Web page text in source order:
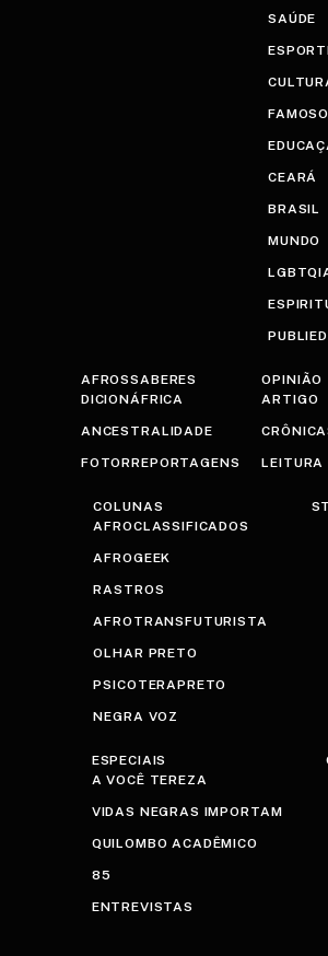
SAÚDE
CEARÁ
BRASIL
MUNDO
AFROSSABERES
DICIONÁFRICA
ANCESTRALIDADE
FOTORREPORTAGENS
OPINIÃO
ARTIGO
LEITURA
COLUNAS
AFROCLASSIFICADOS
AFROGEEK
RASTROS
AFROTRANSFUTURISTA
OLHAR PRETO
PSICOTERAPRETO
NEGRA VOZ
ESPECIAIS
A VOCÊ TEREZA
VIDAS NEGRAS IMPORTAM
QUILOMBO ACADÊMICO
85
ENTREVISTAS